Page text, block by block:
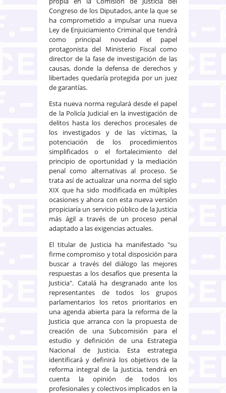
Congreso de los Diputados, ante la que se
ha comprometido a impulsar una nueva
Ley de Enjuiciamiento Criminal que tendrá
como principal novedad el papel
protagonista del Ministerio Fiscal como
director de la fase de investigación de las
causas, donde la defensa de derechos y
libertades quedaría protegida por un juez
de garantías.
Esta nueva norma regulará desde el papel
de la Policía Judicial en la investigación de
delitos hasta los derechos procesales de
los investigados y de las víctimas, la
potenciación de los procedimientos
simplificados o el fortalecimiento del
principio de oportunidad y la mediación
penal como alternativas al proceso. Se
trata así de actualizar una norma del siglo
XIX que ha sido modificada en múltiples
ocasiones y ahora con esta nueva versión
propiciaría un servicio público de la Justicia
más ágil a través de un proceso penal
adaptado a las exigencias actuales.
El titular de Justicia ha manifestado "su
firme compromiso y total disposición para
buscar a través del diálogo las mejores
respuestas a los desafíos que presenta la
Justicia". Catalá ha desgranado ante los
representantes de todos los grupos
parlamentarios los retos prioritarios en
una agenda abierta para la reforma de la
Justicia que arranca con la propuesta de
creación de una Subcomisión para el
estudio y definición de una Estrategia
Nacional de Justicia. Esta estrategia
identificará y definirá los objetivos de la
reforma integral de la Justicia, tendrá en
cuenta la opinión de todos los
profesionales y colectivos implicados en la